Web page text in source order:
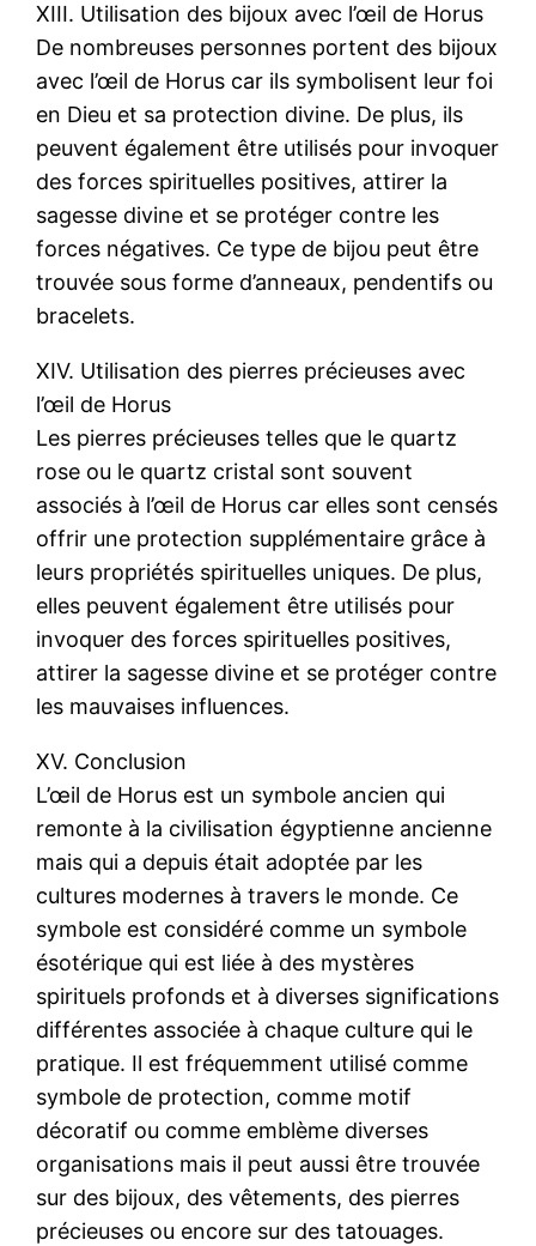
XIII. Utilisation des bijoux avec l’œil de Horus
De nombreuses personnes portent des bijoux
avec l’œil de Horus car ils symbolisent leur foi
en Dieu et sa protection divine. De plus, ils
peuvent également être utilisés pour invoquer
des forces spirituelles positives, attirer la
sagesse divine et se protéger contre les
forces négatives. Ce type de bijou peut être
trouvée sous forme d’anneaux, pendentifs ou
bracelets.
XIV. Utilisation des pierres précieuses avec
l’œil de Horus
Les pierres précieuses telles que le quartz
rose ou le quartz cristal sont souvent
associés à l’œil de Horus car elles sont censés
offrir une protection supplémentaire grâce à
leurs propriétés spirituelles uniques. De plus,
elles peuvent également être utilisés pour
invoquer des forces spirituelles positives,
attirer la sagesse divine et se protéger contre
les mauvaises influences.
XV. Conclusion
L’œil de Horus est un symbole ancien qui
remonte à la civilisation égyptienne ancienne
mais qui a depuis était adoptée par les
cultures modernes à travers le monde. Ce
symbole est considéré comme un symbole
ésotérique qui est liée à des mystères
spirituels profonds et à diverses significations
différentes associée à chaque culture qui le
pratique. Il est fréquemment utilisé comme
symbole de protection, comme motif
décoratif ou comme emblème diverses
organisations mais il peut aussi être trouvée
sur des bijoux, des vêtements, des pierres
précieuses ou encore sur des tatouages.